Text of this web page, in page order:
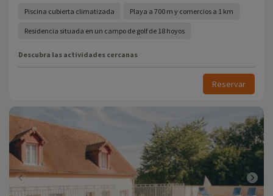
Piscina cubierta climatizada Playa a 700 m y comercios a 1 km
Residencia situada en un campo de golf de 18 hoyos
Descubra las actividades cercanas
Reservar